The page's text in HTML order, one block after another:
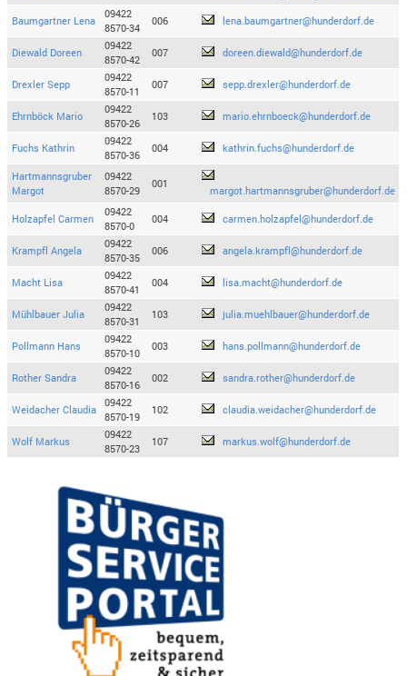
Baumgartner Lena
09422
8570-34
006 lena.baumgartner@hunderdorf.de
Diewald Doreen
09422
8570-42
007 doreen.diewald@hunderdorf.de
Drexler Sepp
09422
8570-11
007 sepp.drexler@hunderdorf.de
Ehrnböck Mario
09422
8570-26
103 mario.ehrnboeck@hunderdorf.de
Fuchs Kathrin
09422
8570-36
004 kathrin.fuchs@hunderdorf.de
Hartmannsgruber
Margot
09422
8570-29
001
margot.hartmannsgruber@hunderdorf.de
Holzapfel Carmen
09422
8570-0
004 carmen.holzapfel@hunderdorf.de
Krampfl Angela
09422
8570-35
006 angela.krampfl@hunderdorf.de
Macht Lisa
09422
8570-41
004 lisa.macht@hunderdorf.de
Mühlbauer Julia
09422
8570-31
103 julia.muehlbauer@hunderdorf.de
Pollmann Hans
09422
8570-10
003 hans.pollmann@hunderdorf.de
Rother Sandra
09422
8570-16
002 sandra.rother@hunderdorf.de
Weidacher Claudia
09422
8570-19
102 claudia.weidacher@hunderdorf.de
Wolf Markus
09422
8570-23
107 markus.wolf@hunderdorf.de